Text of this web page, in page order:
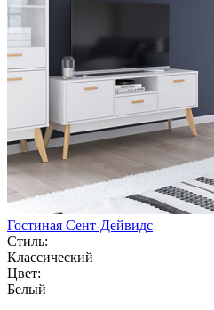
Гостиная Сент-Дейвидс
Стиль:
Классический
Цвет:
Белый